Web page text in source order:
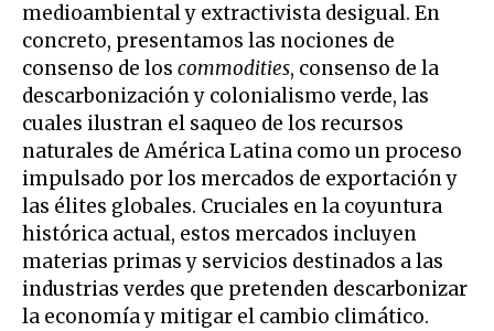
medioambiental y extractivista desigual. En
concreto, presentamos las nociones de
consenso de los commodities, consenso de la
descarbonización y colonialismo verde, las
cuales ilustran el saqueo de los recursos
naturales de América Latina como un proceso
impulsado por los mercados de exportación y
las élites globales. Cruciales en la coyuntura
histórica actual, estos mercados incluyen
materias primas y servicios destinados a las
industrias verdes que pretenden descarbonizar
la economía y mitigar el cambio climático.